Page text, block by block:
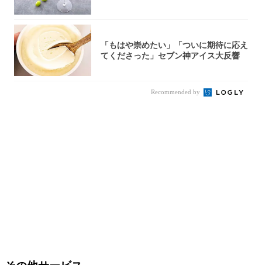
「もはや崇めたい」「ついに期待に応え
てくださった」セブン神アイス大反響
Recommended by